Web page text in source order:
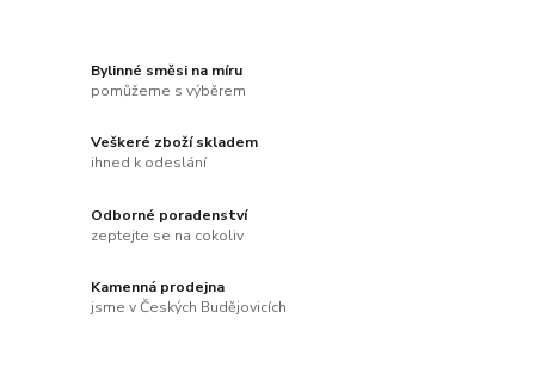
Bylinné směsi na míru
pomůžeme s výběrem
Veškeré zboží skladem
ihned k odeslání
Odborné poradenství
zeptejte se na cokoliv
Kamenná prodejna
jsme v Českých Budějovicích